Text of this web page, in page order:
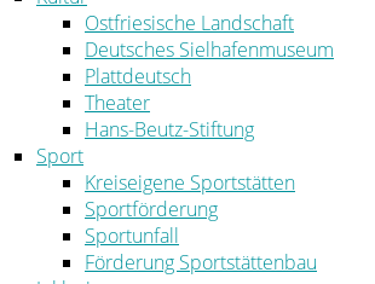
Ostfriesische Landschaft
Deutsches Sielhafenmuseum
Plattdeutsch
Theater
Hans-Beutz-Stiftung
Sport
Kreiseigene Sportstätten
Sportförderung
Sportunfall
Förderung Sportstättenbau